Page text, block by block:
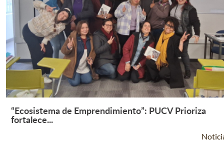
Leer Más +
“Ecosistema de Emprendimiento”: PUCV Prioriza
fortalece...